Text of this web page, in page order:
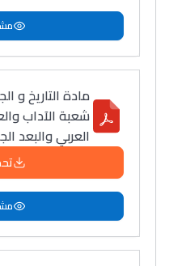
مادة التاريخ و
شعبة الآداب
العربي والبعد